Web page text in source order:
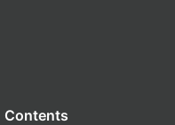
Contents